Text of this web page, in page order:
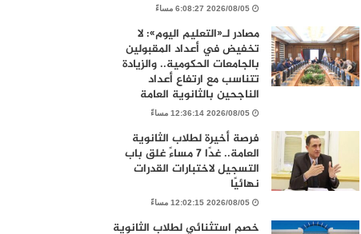
2026/08/05 6:08:27 مساءً
مصادر لـ«التعليم اليوم»: لا
تخفيض في أعداد المقبولين
بالجامعات الحكومية.. والزيادة
تتناسب مع ارتفاع أعداد
الناجحين بالثانوية العامة
2026/08/05 12:36:14 مساءً
فرصة أخيرة لطلاب الثانوية
العامة.. غدًا 7 مساءً غلق باب
التسجيل لاختبارات القدرات
نهائيًا
2026/08/05 12:02:15 مساءً
خصم استثنائي لطلاب الثانوية